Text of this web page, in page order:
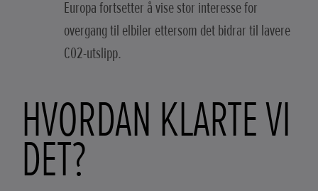
Europa fortsetter å vise stor interesse for
overgang til elbiler ettersom det bidrar til lavere
C02-utslipp.
HVORDAN KLARTE VI
DET?